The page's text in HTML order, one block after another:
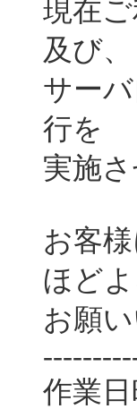
現在
及び、
サー
行を
実施
お客
ほど
お願
作業